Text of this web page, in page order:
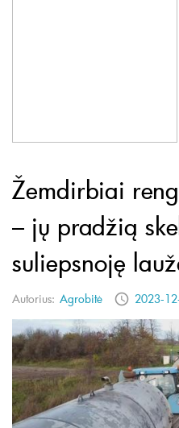
Žemdirbiai
– jų pradžią
suliepsnoję
Autorius: Agrobitė 2023-